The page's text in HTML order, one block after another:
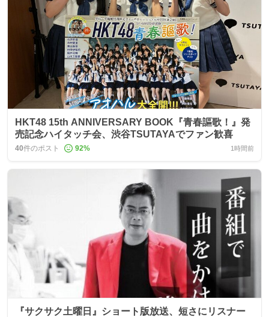
HKT48 15th ANNIVERSARY BOOK『青春謳歌！』発
売記念ハイタッチ会、渋谷TSUTAYAでファン歓喜
40件のポスト 92% 1時間前
『サクサク土曜日』ショート版放送、短さにリスナー